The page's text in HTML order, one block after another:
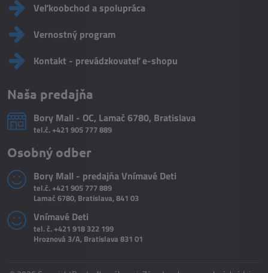
Veľkoobchod a spolupráca
Vernostný program
Kontakt - prevádzkovateľ e-shopu
Naša predajňa
Bory Mall - OC, Lamač 6780, Bratislava
tel.č.+421 905 777 889
Osobný odber
Bory Mall - predajňa Vnímavé Deti
tel.č.+421 905 777 889
Lamač 6780, Bratislava, 841 03
Vnímavé Deti
tel. č.+421 918 322 199
Hroznová 3/A, Bratislava 831 01